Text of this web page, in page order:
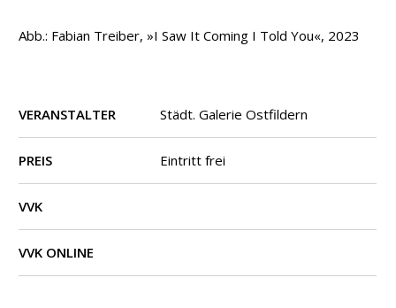
Abb.: Fabian Treiber, »I Saw It Coming I Told You«, 2023
VERANSTALTER Städt. Galerie Ostfildern
PREIS Eintritt frei
VVK
VVK ONLINE